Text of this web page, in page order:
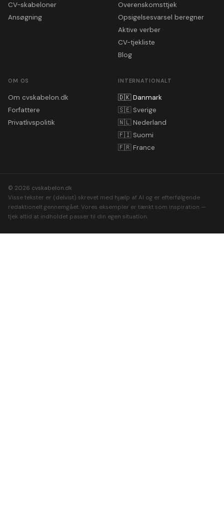
CV-skabeloner
Ansøgning
Overenskomsttjek
Opsigelsesvarsel beregner
Aktive verber
CV-tjekliste
Blog
OM OS
Om cvskabelon.dk
Forfattere
Privatlivspolitik
INTERNATIONALT
🇩🇰 Danmark
🇸🇪 Sverige
🇳🇱 Nederland
🇫🇮 Suomi
🇫🇷 France
© 2026 cvskabelon.dk
Visse tekster er (delvist) skrevet med hjælp af AI og er efterfølgende
redaktionelt gennemgået. Vores eksempler er tænkt som inspiration —
tjek altid at indholdet passer til din egen situation.